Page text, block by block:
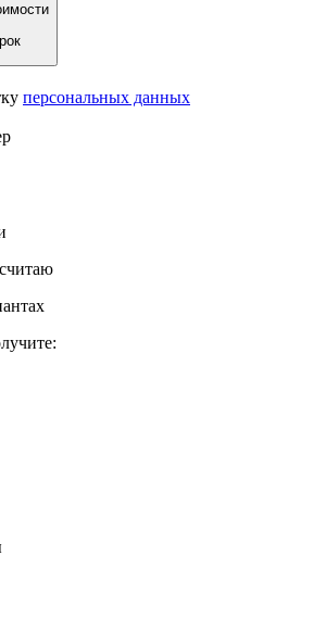
персональных данных